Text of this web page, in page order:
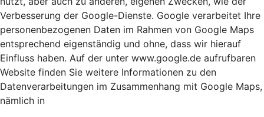
Verbesserung der Google-Dienste. Google verarbeitet Ihre
personenbezogenen Daten im Rahmen von Google Maps
entsprechend eigenständig und ohne, dass wir hierauf
Einfluss haben. Auf der unter www.google.de aufrufbaren
Website finden Sie weitere Informationen zu den
Datenverarbeitungen im Zusammenhang mit Google Maps,
nämlich in